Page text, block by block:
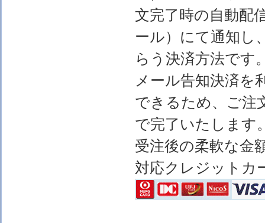
文完了時の自動配
ール）にて通知し
らう決済方法です
メール告知決済を
できるため、ご注
で完了いたします
受注後の柔軟な金
対応クレジットカ